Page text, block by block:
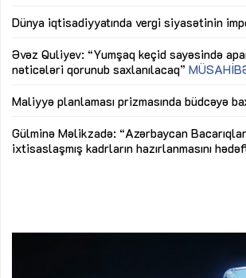
Dünya iqtisadiyyatında vergi siyasətinin
Əvəz Quliyev: “Yumşaq keçid sayəsində
nəticələri qorunub saxlanılacaq”
Maliyyə planlaması prizmasında büdcəyə
Gülminə Məlikzadə: “Azərbaycan
ixtisaslaşmış kadrların hazırlanmasını